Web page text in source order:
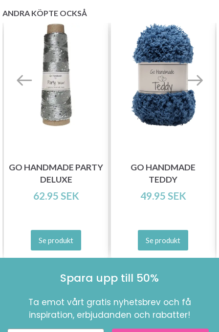
ANDRA KÖPTE OCKSÅ
GO HANDMADE PARTY
DELUXE
62.95 SEK
Se produkt
GO HANDMADE
TEDDY
49.95 SEK
Se produkt
Spara upp till 50%
Ta emot vårt gratis nyhetsbrev och få
inspiration, erbjudanden och rabatter!